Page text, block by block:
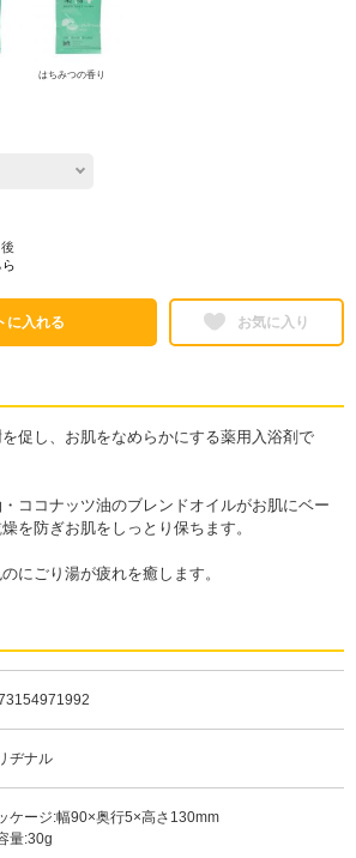
はちみつの香り
ら
に入れる お気に入り
促し、お肌をなめらかにする薬用入浴剤で
ココナッツ油のブレンドオイルがお肌にベー
を防ぎお肌をしっとり保ちます。
にごり湯が疲れを癒します。
ヂナル
ケージ:幅90×奥行5×高さ130mm
量:30g